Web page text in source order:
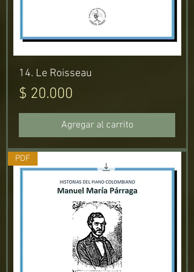
14. Le Roisseau
Precio
$ 20.000
Agregar al carrito
PDF